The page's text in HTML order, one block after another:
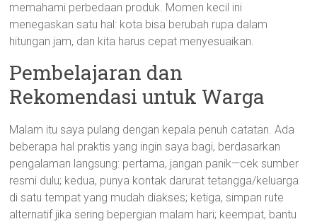
memahami perbedaan produk. Momen kecil ini
menegaskan satu hal: kota bisa berubah rupa dalam
hitungan jam, dan kita harus cepat menyesuaikan.
Pembelajaran dan
Rekomendasi untuk Warga
Malam itu saya pulang dengan kepala penuh catatan. Ada
beberapa hal praktis yang ingin saya bagi, berdasarkan
pengalaman langsung: pertama, jangan panik—cek sumber
resmi dulu; kedua, punya kontak darurat tetangga/keluarga
di satu tempat yang mudah diakses; ketiga, simpan rute
alternatif jika sering bepergian malam hari; keempat, bantu